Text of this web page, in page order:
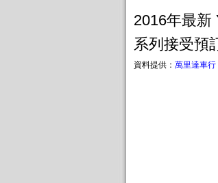
2016年最新
系列接受預
資料提供： 萬里達車行